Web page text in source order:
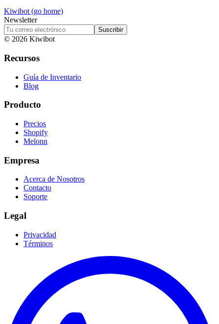
Kiwibot (go home)
Newsletter
Suscribir
© 2026 Kiwibot
Recursos
Guía de Inventario
Blog
Producto
Precios
Shopify
Melonn
Empresa
Acerca de Nosotros
Contacto
Soporte
Legal
Privacidad
Términos